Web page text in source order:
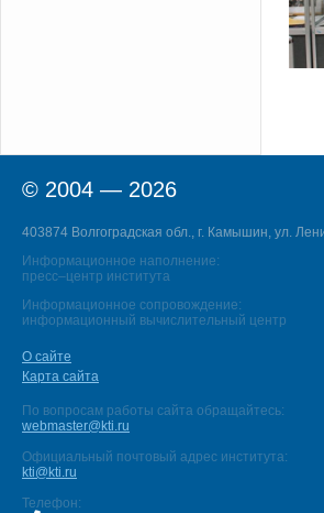
© 2004 — 2026
403874 Волгоградская обл., г. Камышин, ул.
Информационное наполнение:
пресс–центр института
Информационное сопровождение:
информационный вычислительный центр
О сайте
Карта сайта
По вопросам работы сайта обращайтесь:
webmaster@kti.ru
Официальный почтовый адрес института:
kti@kti.ru
Телефон: